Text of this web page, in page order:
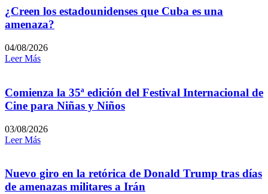
¿Creen los estadounidenses que Cuba es una
amenaza?
04/08/2026
Leer Más
Comienza la 35ª edición del Festival Internacional de
Cine para Niñas y Niños
03/08/2026
Leer Más
Nuevo giro en la retórica de Donald Trump tras días
de amenazas militares a Irán